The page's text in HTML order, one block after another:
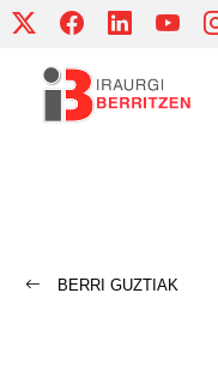
Skip
content
BERRI GUZTIAK